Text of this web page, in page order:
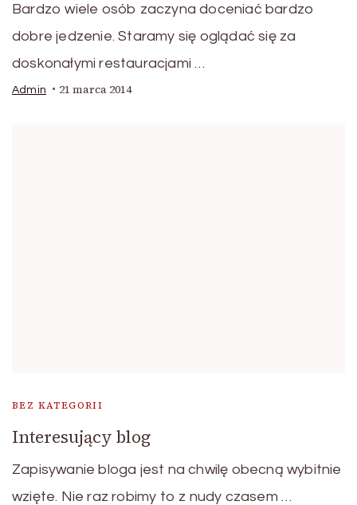
Bardzo wiele osób zaczyna doceniać bardzo
dobre jedzenie. Staramy się oglądać się za
doskonałymi restauracjami …
Admin 21 marca 2014
BEZ KATEGORII
Interesujący blog
Zapisywanie bloga jest na chwilę obecną wybitnie
wzięte. Nie raz robimy to z nudy czasem …